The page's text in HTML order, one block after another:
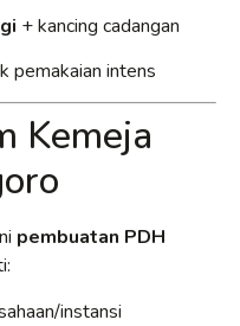
+ kancing cadangan
pemakaian intens
Kemeja
pembuatan PDH
instansi